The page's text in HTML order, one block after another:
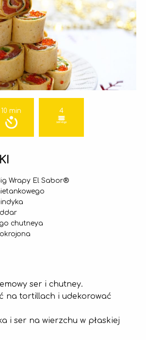
10 min 4
Wrapy El Sabor®
chutneya
ser i chutney.
na tortillach i udekorować
i ser na wierzchu w płaskiej